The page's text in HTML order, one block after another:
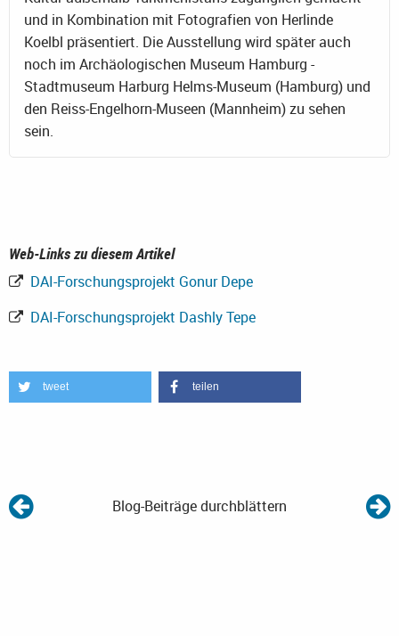
und in Kombination mit Fotografien von Herlinde
Koelbl präsentiert. Die Ausstellung wird später auch
noch im Archäologischen Museum Hamburg -
Stadtmuseum Harburg Helms-Museum (Hamburg) und
den Reiss-Engelhorn-Museen (Mannheim) zu sehen
sein.
Web-Links zu diesem Artikel
DAI-Forschungsprojekt Gonur Depe
DAI-Forschungsprojekt Dashly Tepe
tweet teilen
Blog-Beiträge durchblättern